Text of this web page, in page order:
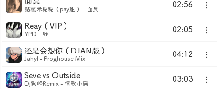
02:56
面具
黏苞米糊糊（pay姐） - 面具
02:05
Reay（VIP）
YPD - 野
04:12
还是会想你（DJAN版）
Jahyl - Proghouse Mix
03:03
Seve vs Outside
Dj狗峰Remix - 情歌小摇